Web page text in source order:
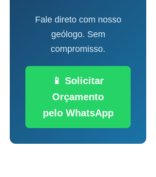
Fale direto com nosso
geólogo. Sem
compromisso.
📱 Solicitar
Orçamento
pelo WhatsApp